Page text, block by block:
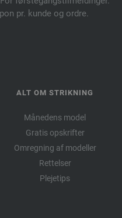
pr. kunde og ordre.
ALT OM STRIKNING
Månedens model
Gratis opskrifter
Omregning af modeller
Rettelser
Plejetips